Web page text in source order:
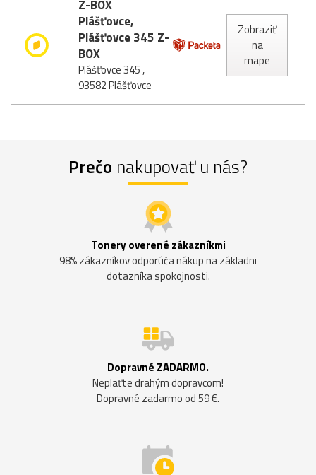
Z-BOX
Plášťovce,
Plášťovce 345 Z-
BOX
Plášťovce 345 ,
93582 Plášťovce
Zobraziť
na
mape
Prečo nakupovať u nás?
Tonery overené zákazníkmi
98% zákazníkov odporúča nákup na základni
dotazníka spokojnosti.
Dopravné ZADARMO.
Neplaťte drahým dopravcom!
Dopravné zadarmo od 59 €.